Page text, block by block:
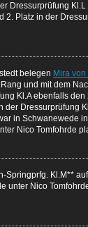
Dressurprüfung Kl.L
2. Platz in der
belegen Mira
und mit dem
Kl.A ebenfalls den
der Dressurprüfung
in Schwanewede
Nico Tomfohrde
Springprfg. Kl.M**
unter Nico